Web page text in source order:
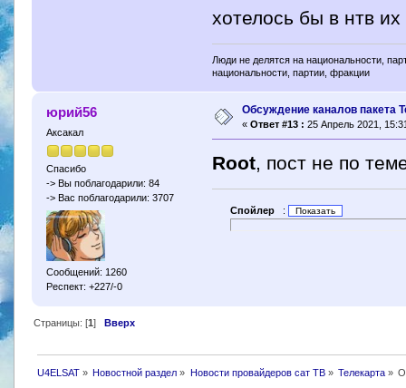
хотелось бы в нтв
Люди не делятся на национальности,
национальности, партии, фракции
юрий56
Аксакал
Спасибо
-> Вы поблагодарили: 84
-> Вас поблагодарили: 3707
Сообщений: 1260
Респект: +227/-0
Обсуждение каналов пакета
« Ответ #13 : 25 Апрель 2021,
Root, пост не по
Спойлер :
Страницы: [1] Вверх
U4ELSAT» Новостной раздел » Новости провайдеров сат ТВ» Телекарта»